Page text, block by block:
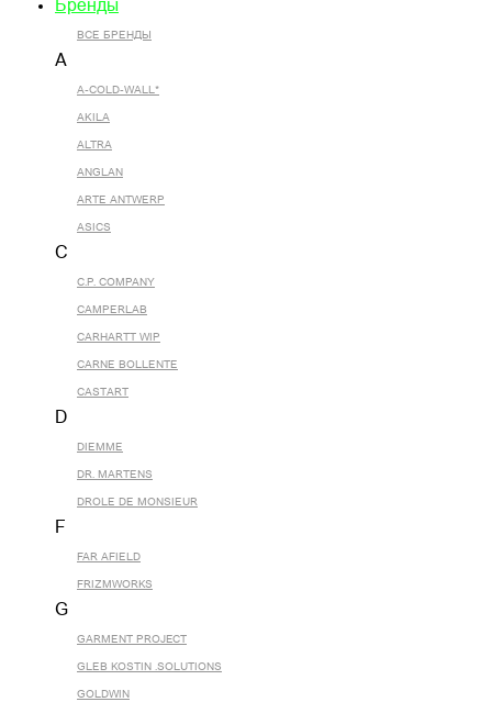
Бренды
ВСЕ БРЕНДЫ
A
A-COLD-WALL*
AKILA
ALTRA
ANGLAN
ARTE ANTWERP
ASICS
C
C.P. COMPANY
CAMPERLAB
CARHARTT WIP
CARNE BOLLENTE
CASTART
D
DIEMME
DR. MARTENS
DROLE DE MONSIEUR
F
FAR AFIELD
FRIZMWORKS
G
GARMENT PROJECT
GLEB KOSTIN .SOLUTIONS
GOLDWIN